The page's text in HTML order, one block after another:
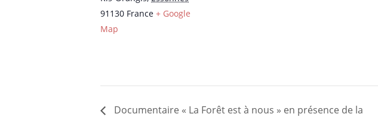
91130 France + Google
Map
Documentaire « La Forêt est à nous » en présence de la